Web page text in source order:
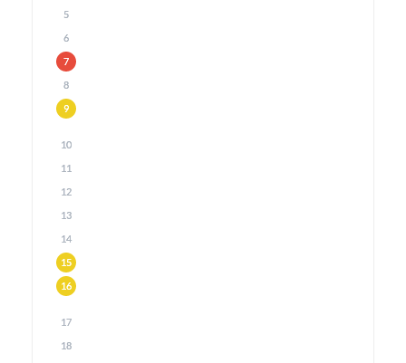
5
6
7
8
9
10
11
12
13
14
15
16
17
18